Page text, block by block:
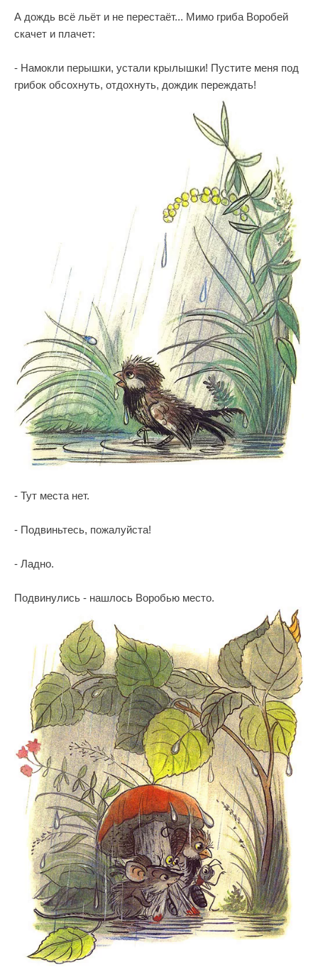
А дождь всё льёт и не перестаёт... Мимо гриба Воробей
скачет и плачет:
- Намокли перышки, устали крылышки! Пустите меня под
грибок обсохнуть, отдохнуть, дождик переждать!
- Тут места нет.
- Подвиньтесь, пожалуйста!
- Ладно.
Подвинулись - нашлось Воробью место.